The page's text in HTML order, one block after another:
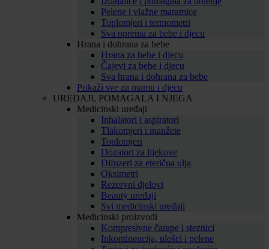
Pelene i vlažne maramice
Toplomjeri i termometri
Sva oprema za bebe i djecu
Hrana i dohrana za bebe
Hrana za bebe i djecu
Čajevi za bebe i djecu
Sva hrana i dohrana za bebe
Prikaži sve za mamu i djecu
UREĐAJI, POMAGALA I NJEGA
Medicinski uređaji
Inhalatori i aspiratori
Tlakomjeri i manžete
Toplomjeri
Dozatori za lijekove
Difuzeri za eterična ulja
Oksimetri
Rezervni djelovi
Beauty uređaji
Svi medicinski uređaji
Medicinski proizvodi
Kompresivne čarape i steznici
Inkontinencija, ulošci i pelene